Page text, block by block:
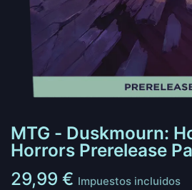
MTG - Duskmourn:
Horrors Prerelease
29,99 € Impuestos incluidos